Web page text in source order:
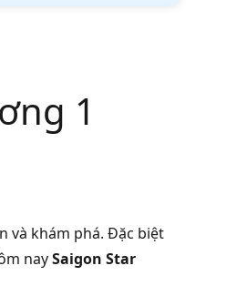
1
và khám phá. Đặc biệt
naySaigon Star